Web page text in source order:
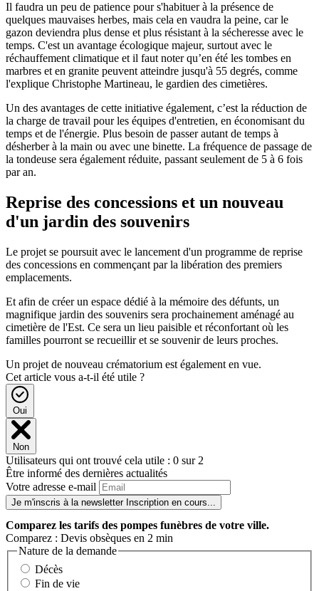
Il faudra un peu de patience pour s'habituer à la présence de
quelques mauvaises herbes, mais cela en vaudra la peine, car le
gazon deviendra plus dense et plus résistant à la sécheresse avec le
temps. C'est un avantage écologique majeur, surtout avec le
réchauffement climatique et il faut noter qu’en été les tombes en
marbres et en granite peuvent atteindre jusqu'à 55 degrés, comme
l'explique Christophe Martineau, le gardien des cimetières.
Un des avantages de cette initiative également, c’est la réduction de
la charge de travail pour les équipes d'entretien, en économisant du
temps et de l'énergie. Plus besoin de passer autant de temps à
désherber à la main ou avec une binette. La fréquence de passage de
la tondeuse sera également réduite, passant seulement de 5 à 6 fois
par an.
Reprise des concessions et un nouveau
d'un jardin des souvenirs
Le projet se poursuit avec le lancement d'un programme de reprise
des concessions en commençant par la libération des premiers
emplacements.
Et afin de créer un espace dédié à la mémoire des défunts, un
magnifique jardin des souvenirs sera prochainement aménagé au
cimetière de l'Est. Ce sera un lieu paisible et réconfortant où les
familles pourront se recueillir et se souvenir de leurs proches.
Un projet de nouveau crématorium est également en vue.
Cet article vous a-t-il été utile ?
Oui
Non
Utilisateurs qui ont trouvé cela utile : 0 sur 2
Être informé des dernières actualités
Votre adresse e-mail
Je m'inscris à la newsletter Inscription en cours...
Comparez les tarifs des pompes funèbres de votre ville.
Comparez : Devis obsèques en 2 min
Nature de la demande
Décès
Fin de vie